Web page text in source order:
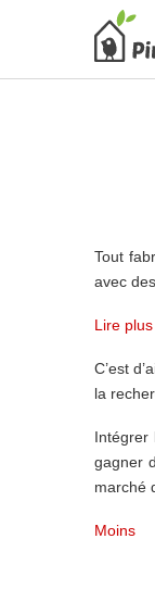
Tout
avec
Lire plus
C’est
la
Intégrer
gagner
marché
Moins